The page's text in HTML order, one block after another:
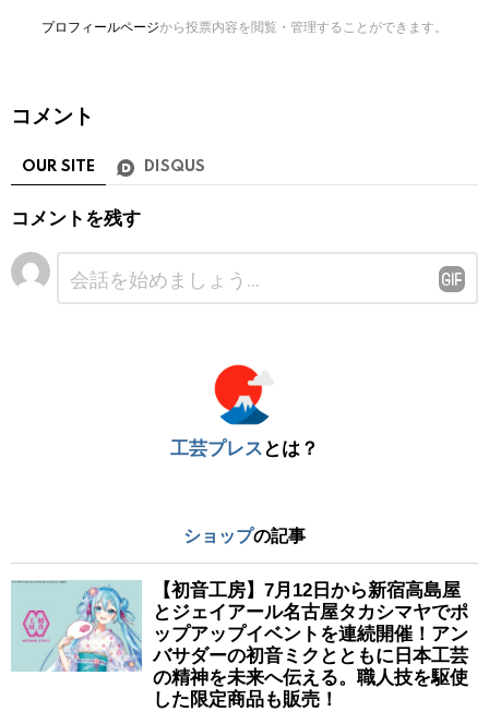
プロフィールページから投票内容を閲覧・管理することができます。
コメント
OUR SITE DISQUS
コメントを残す
工芸プレス とは？
ショップの記事
【初音工房】7月12日から新宿高島屋
とジェイアール名古屋タカシマヤでポ
ップアップイベントを連続開催！アン
バサダーの初音ミクとともに日本工芸
の精神を未来へ伝える。職人技を駆使
した限定商品も販売！